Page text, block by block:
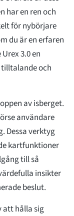
har en ren och
för nybörjare
du är en erfaren
3.0 en
och
av isberget.
användare
Dessa verktyg
kartfunktioner
till så
insikter
beslut.
att hålla sig